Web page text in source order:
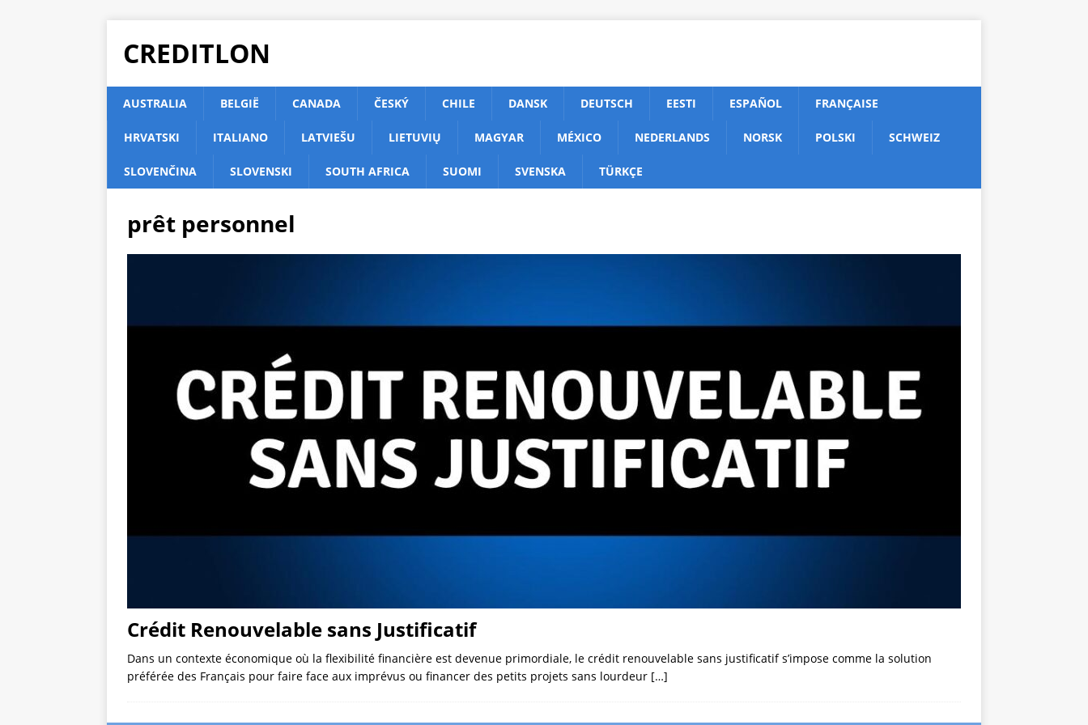
CREDITLON
AUSTRALIA BELGIË CANADA ČESKÝ CHILE DANSK DEUTSCH EESTI ESPAÑOL FRANÇAISE
HRVATSKI ITALIANO LATVIEŠU LIETUVIŲ MAGYAR MÉXICO NEDERLANDS NORSK POLSKI SCHWEIZ
SLOVENČINA SLOVENSKI SOUTH AFRICA SUOMI SVENSKA TÜRKÇE
prêt personnel
Crédit Renouvelable sans Justificatif
Dans un contexte économique où la flexibilité financière est devenue primordiale, le crédit renouvelable sans justificatif s’impose comme la solution
préférée des Français pour faire face aux imprévus ou financer des petits projets sans lourdeur […]